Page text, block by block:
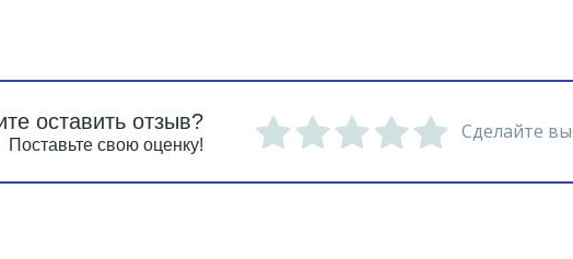
оставить отзыв?
Поставьте свою оценку!
Сделайте